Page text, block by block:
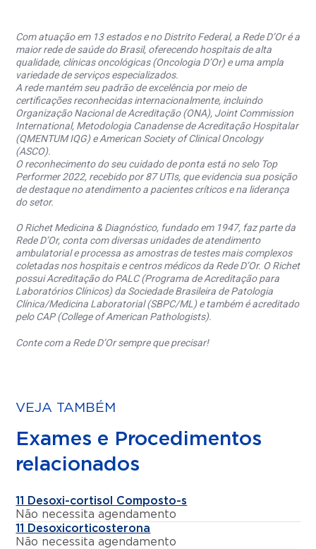
Com atuação em 13 estados e no Distrito Federal, a Rede D’Or é a
maior rede de saúde do Brasil, oferecendo hospitais de alta
qualidade, clínicas oncológicas (Oncologia D’Or) e uma ampla
variedade de serviços especializados.
A rede mantém seu padrão de excelência por meio de
certificações reconhecidas internacionalmente, incluindo
Organização Nacional de Acreditação (ONA), Joint Commission
International, Metodologia Canadense de Acreditação Hospitalar
(QMENTUM IQG) e American Society of Clinical Oncology
(ASCO).
O reconhecimento do seu cuidado de ponta está no selo Top
Performer 2022, recebido por 87 UTIs, que evidencia sua posição
de destaque no atendimento a pacientes críticos e na liderança
do setor.
O Richet Medicina & Diagnóstico, fundado em 1947, faz parte da
Rede D’Or, conta com diversas unidades de atendimento
ambulatorial e processa as amostras de testes mais complexos
coletadas nos hospitais e centros médicos da Rede D’Or. O Richet
possui Acreditação do PALC (Programa de Acreditação para
Laboratórios Clínicos) da Sociedade Brasileira de Patologia
Clínica/Medicina Laboratorial (SBPC/ML) e também é acreditado
pelo CAP (College of American Pathologists).
Conte com a Rede D’Or sempre que precisar!
VEJA TAMBÉM
Exames e Procedimentos
relacionados
11 Desoxi-cortisol Composto-s
Não necessita agendamento
11 Desoxicorticosterona
Não necessita agendamento